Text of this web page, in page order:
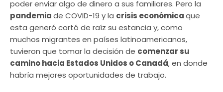
poder enviar algo de dinero a sus familiares. Pero la
pandemiade COVID-19 y la crisis económicaque
esta generó cortó de raíz su estancia y, como
muchos migrantes en países latinoamericanos,
tuvieron que tomar la decisión de comenzar su
camino hacia Estados Unidos o Canadá, en donde
habría mejores oportunidades de trabajo.